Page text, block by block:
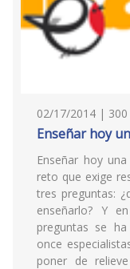
02/17/2014 | 300
Enseñar hoy
Enseñar hoy
reto que exige
tres preguntas:
enseñarlo? Y
preguntas se
once
poner de